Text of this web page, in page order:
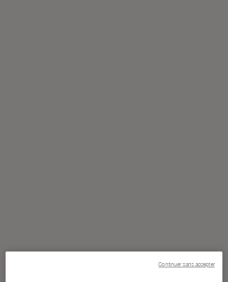
Continuer sans accepter